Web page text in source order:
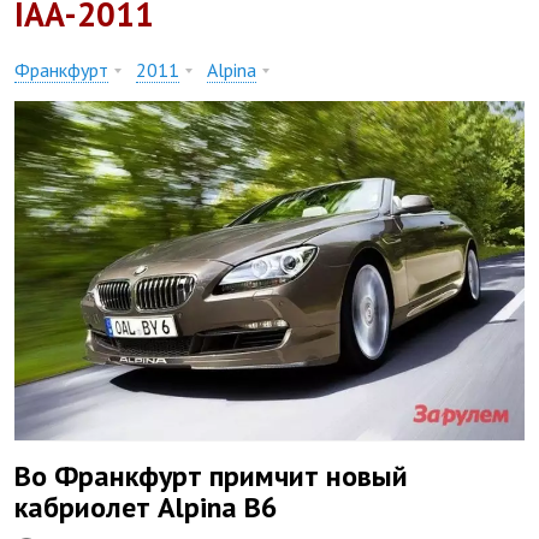
IAA-2011
Франкфурт 2011 Alpina
Во Франкфурт примчит новый
кабриолет Alpina B6